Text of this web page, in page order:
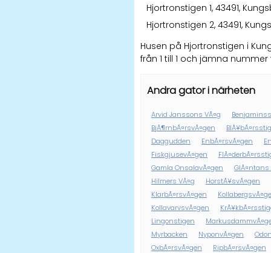
Hjortronstigen 1, 43491,
Hjortronstigen 2, 43491,
Husen på Hjortronstigen i
från 1 till 1 och jämna nummer
Andra gator i närheten
Arvid Janssons VÃ¤g
BjÃ¶rnbÃ¤rsvÃ¤gen
Daggudden
EnbÃ¤rsvÃ¤gen
FiskgjusevÃ¤gen
Gamla OnsalavÃ¤gen
GlÃ¤ntans
Hilmers VÃ¤g
HorstÃ¥svÃ¤gen
KlarbÃ¤rsvÃ¤gen
KollavarvsvÃ¤gen
Lingonstigen
Myrbacken
NyponvÃ¤gen
OxbÃ¤rsvÃ¤gen
RipbÃ¤rsvÃ¤gen